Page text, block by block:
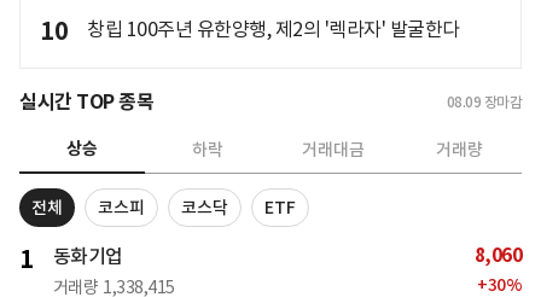
10 창립 100주년 유한양행, 제2의 '렉라자' 발굴한다
실시간 TOP 종목 08.09 장마감
상승 하락 거래대금 거래량
전체 코스피 코스닥 ETF
1 동화기업
거래량 1,338,415
8,060
+30%